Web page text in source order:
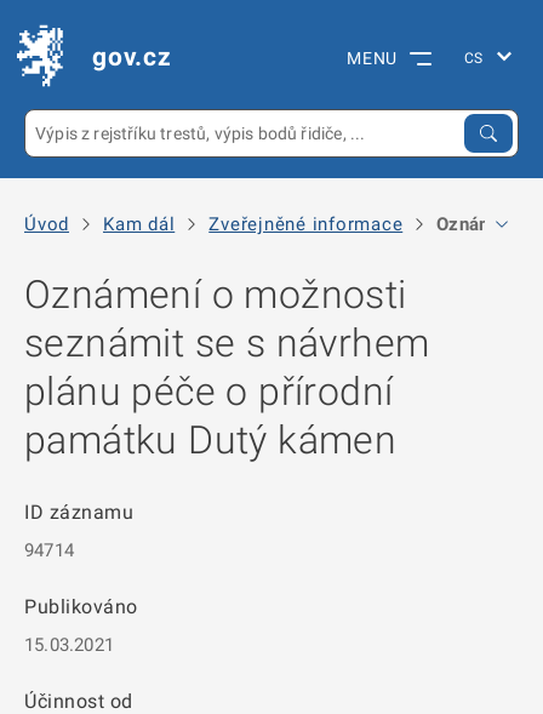
gov.cz MENU
Úvod Kam dál Zveřejněné informace Oznámení o
Oznámení o možnosti
seznámit se s návrhem
plánu péče o přírodní
památku Dutý kámen
ID záznamu
94714
Publikováno
15.03.2021
Účinnost od